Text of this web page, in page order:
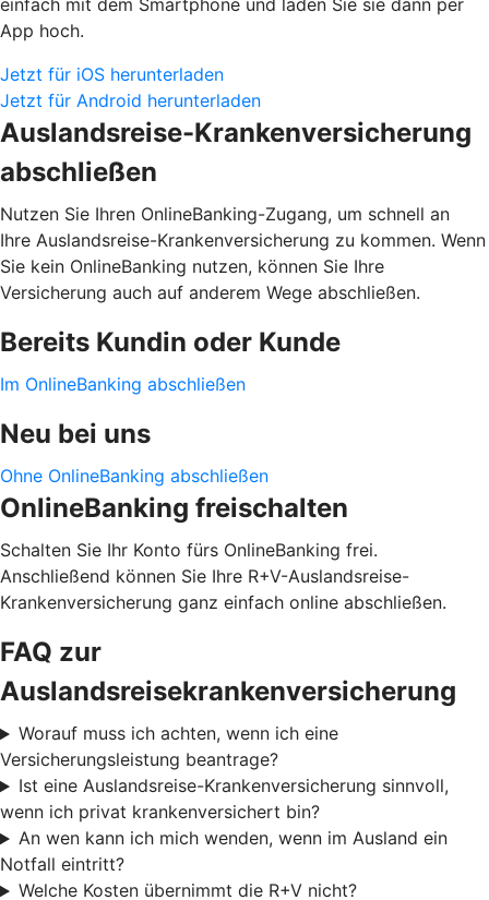
einfach mit dem Smartphone und laden Sie sie dann per
App hoch.
Jetzt für iOS herunterladen
Jetzt für Android herunterladen
Auslandsreise-Krankenversicherung
abschließen
Nutzen Sie Ihren OnlineBanking-Zugang, um schnell an
Ihre Auslandsreise-Krankenversicherung zu kommen. Wenn
Sie kein OnlineBanking nutzen, können Sie Ihre
Versicherung auch auf anderem Wege abschließen.
Bereits Kundin oder Kunde
Im OnlineBanking abschließen
Neu bei uns
Ohne OnlineBanking abschließen
OnlineBanking freischalten
Schalten Sie Ihr Konto fürs OnlineBanking frei.
Anschließend können Sie Ihre R+V-Auslandsreise-
Krankenversicherung ganz einfach online abschließen.
FAQ zur
Auslandsreisekrankenversicherung
Worauf muss ich achten, wenn ich eine
Versicherungsleistung beantrage?
Ist eine Auslandsreise-Krankenversicherung sinnvoll,
wenn ich privat krankenversichert bin?
An wen kann ich mich wenden, wenn im Ausland ein
Notfall eintritt?
Welche Kosten übernimmt die R+V nicht?